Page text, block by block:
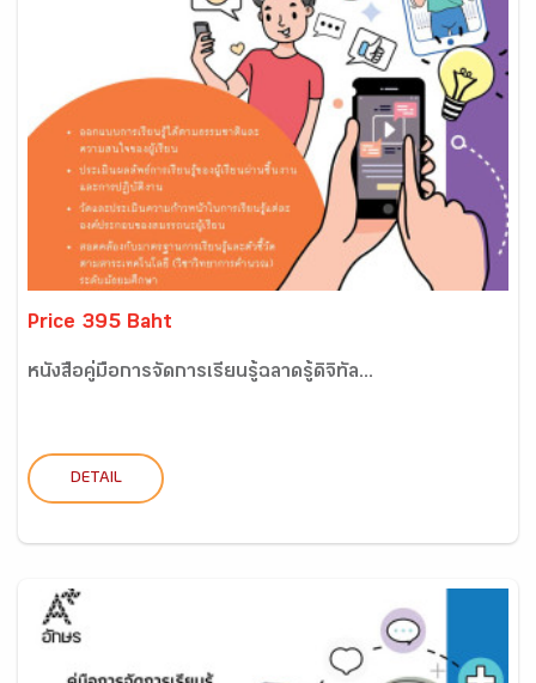
Price 395 Baht
หนังสือคู่มือการจัดการเรียนรู้ฉลาดรู้ดิจิทัล...
DETAIL